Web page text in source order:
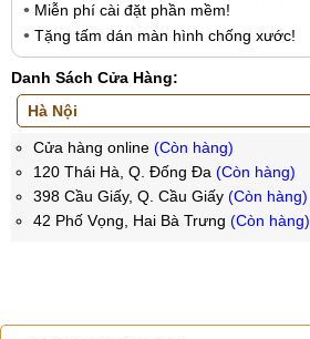
Miễn phí cài đặt phần mềm!
Tặng tấm dán màn hình chống xước!
Danh Sách Cửa Hàng:
Cửa hàng online (Còn hàng)
120 Thái Hà, Q. Đống Đa (Còn hàng)
398 Cầu Giấy, Q. Cầu Giấy (Còn hàng)
42 Phố Vọng, Hai Bà Trưng (Còn hàng)